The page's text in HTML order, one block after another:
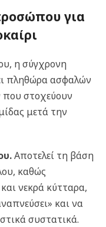
για
η σύγχρονη
πληθώρα ασφαλών
που στοχεύουν
μετά την
.Αποτελεί τη βάση
καθώς
νεκρά κύτταρα,
και να
συστατικά.